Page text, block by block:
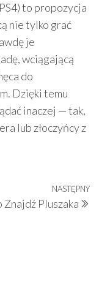
to propozycja
nie tylko grać
je
wciągającą
do
Dzięki temu
inaczej — tak,
lub złoczyńcy z
NASTĘPNY
Znajdź Pluszaka